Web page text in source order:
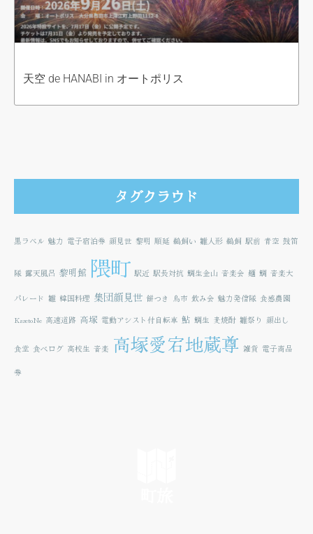
天空 de HANABI in オートポリス
タグクラウド
黒ラベル 魅力 電子宿泊券 顔見世 黎明 順延 鵜飼い 雛人形 鵜飼 駅前 青空 鼓笛
隊 露天風呂 黎明館 隈町 駅近 駅長対抗 鯛生金山 音楽会 麺 鯛 音楽大
パレード 雛 韓国料理 集団顔見世 餅つき 鳥市 飲み会 魅力発信隊 食感農園
KazetoNe 高速道路 高塚 電動アシスト付自転車 鮎 鯛生 麦焼酎 雛祭り 顔出し
食堂 食べログ 高校生 音楽 高塚愛宕地蔵尊 雑貨 電子商品
券